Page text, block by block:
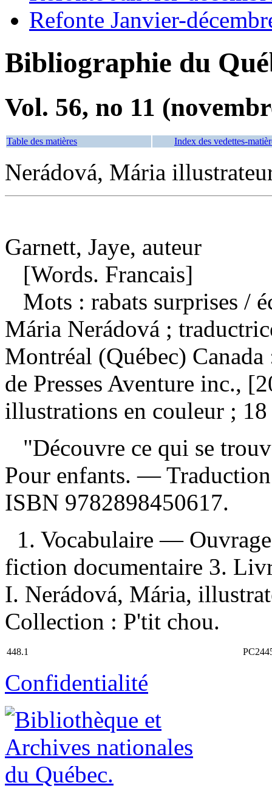
Refonte Janvier-
Bibliographie du
Vol. 56, no 11
Table des matières Index des vedettes-
Nerádová, Mária
Garnett, Jaye, auteur
[Words. Francais]
Mots : rabats surprises /
Mária Nerádová ;
Montréal (Québec)
de Presses Aventure inc.,
illustrations en couleur ;
"Découvre ce qui se
Pour enfants. —
ISBN 9782898450617.
1. Vocabulaire —
fiction documentaire 3.
I. Nerádová, Mária,
Collection : P'tit chou.
448.1
Confidentialité